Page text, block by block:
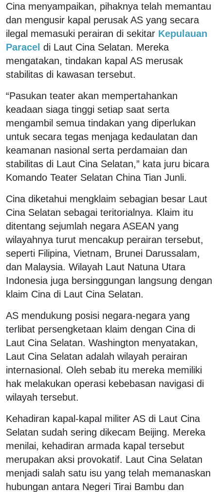
Cina menyampaikan, pihaknya telah memantau
dan mengusir kapal perusak AS yang secara
ilegal memasuki perairan di sekitar Kepulauan
Paracel di Laut Cina Selatan. Mereka
mengatakan, tindakan kapal AS merusak
stabilitas di kawasan tersebut.
“Pasukan teater akan mempertahankan
keadaan siaga tinggi setiap saat serta
mengambil semua tindakan yang diperlukan
untuk secara tegas menjaga kedaulatan dan
keamanan nasional serta perdamaian dan
stabilitas di Laut Cina Selatan,” kata juru bicara
Komando Teater Selatan China Tian Junli.
Cina diketahui mengklaim sebagian besar Laut
Cina Selatan sebagai teritorialnya. Klaim itu
ditentang sejumlah negara ASEAN yang
wilayahnya turut mencakup perairan tersebut,
seperti Filipina, Vietnam, Brunei Darussalam,
dan Malaysia. Wilayah Laut Natuna Utara
Indonesia juga bersinggungan langsung dengan
klaim Cina di Laut Cina Selatan.
AS mendukung posisi negara-negara yang
terlibat persengketaan klaim dengan Cina di
Laut Cina Selatan. Washington menyatakan,
Laut Cina Selatan adalah wilayah perairan
internasional. Oleh sebab itu mereka memiliki
hak melakukan operasi kebebasan navigasi di
wilayah tersebut.
Kehadiran kapal-kapal militer AS di Laut Cina
Selatan sudah sering dikecam Beijing. Mereka
menilai, kehadiran armada kapal tersebut
merupakan aksi provokatif. Laut Cina Selatan
menjadi salah satu isu yang telah memanaskan
hubungan antara Negeri Tirai Bambu dan